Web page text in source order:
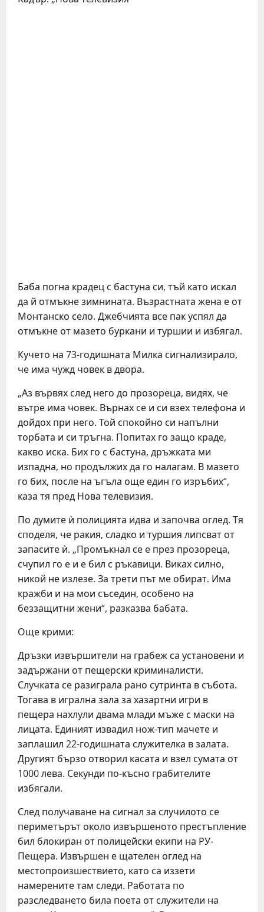
Баба погна крадец с бастуна си, тъй като искал
да й отмъкне зимнината. Възрастната жена е от
Монтанско село. Джебчията все пак успял да
отмъкне от мазето буркани и туршии и избягал.
Кучето на 73-годишната Милка сигнализирало,
че има чужд човек в двора.
„Аз вървях след него до прозореца, видях, че
вътре има човек. Върнах се и си взех телефона и
дойдох при него. Той спокойно си напълни
торбата и си тръгна. Попитах го защо краде,
какво иска. Бих го с бастуна, дръжката ми
изпадна, но продължих да го налагам. В мазето
го бих, после на ъгъла още един го изръбих“,
каза тя пред Нова телевизия.
По думите ѝ полицията идва и започва оглед. Тя
споделя, че ракия, сладко и туршия липсват от
запасите ѝ. „Промъкнал се е през прозореца,
счупил го е и е бил с ръкавици. Виках силно,
никой не излезе. За трети път ме обират. Има
кражби и на мои съседин, особено на
беззащитни жени“, разказва бабата.
Още крими:
Дръзки извършители на грабеж са установени и
задържани от пещерски криминалисти.
Случката се разиграла рано сутринта в събота.
Тогава в игрална зала за хазартни игри в
пещера нахлули двама млади мъже с маски на
лицата. Единият извадил нож-тип мачете и
заплашил 22-годишната служителка в залата.
Другият бързо отворил касата и взел сумата от
1000 лева. Секунди по-късно грабителите
избягали.
След получаване на сигнал за случилото се
периметърът около извършеното престъпление
бил блокиран от полицейски екипи на РУ-
Пещера. Извършен е щателен оглед на
местопроизшествието, като са иззети
намерените там следи. Работата по
разследването била поета от служители на